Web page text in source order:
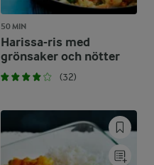
50 MIN
Harissa-ris med
grönsaker och nötter
(32)